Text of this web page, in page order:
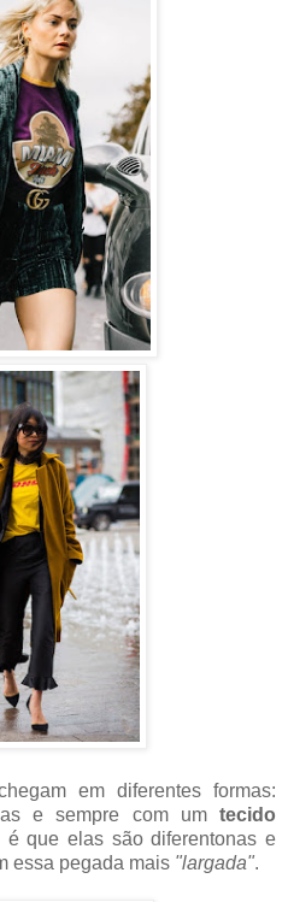
em diferentes formas:
e sempre com um tecido
é que elas são diferentonas e
essa pegada mais "largada".